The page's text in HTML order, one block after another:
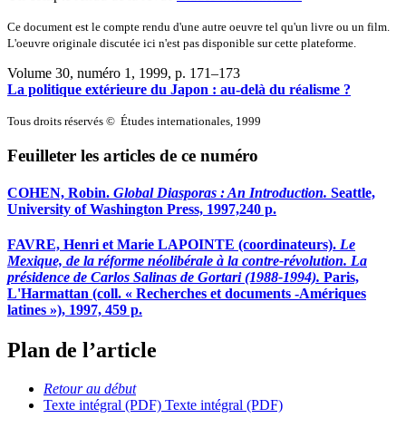
Ce document est le compte rendu d'une autre oeuvre tel qu'un livre ou un film.
L'oeuvre originale discutée ici n'est pas disponible sur cette plateforme.
Volume 30, numéro 1, 1999, p. 171–173
La politique extérieure du Japon : au-delà du réalisme ?
Tous droits réservés © Études internationales, 1999
Feuilleter les articles de ce numéro
COHEN, Robin. Global Diasporas : An Introduction. Seattle,
University of Washington Press, 1997,240 p.
FAVRE, Henri et Marie LAPOINTE (coordinateurs). Le
Mexique, de la réforme néolibérale à la contre-révolution. La
présidence de Carlos Salinas de Gortari (1988-1994). Paris,
L'Harmattan (coll. « Recherches et documents -Amériques
latines »), 1997, 459 p.
Plan de l’article
Retour au début
Texte intégral (PDF) Texte intégral (PDF)